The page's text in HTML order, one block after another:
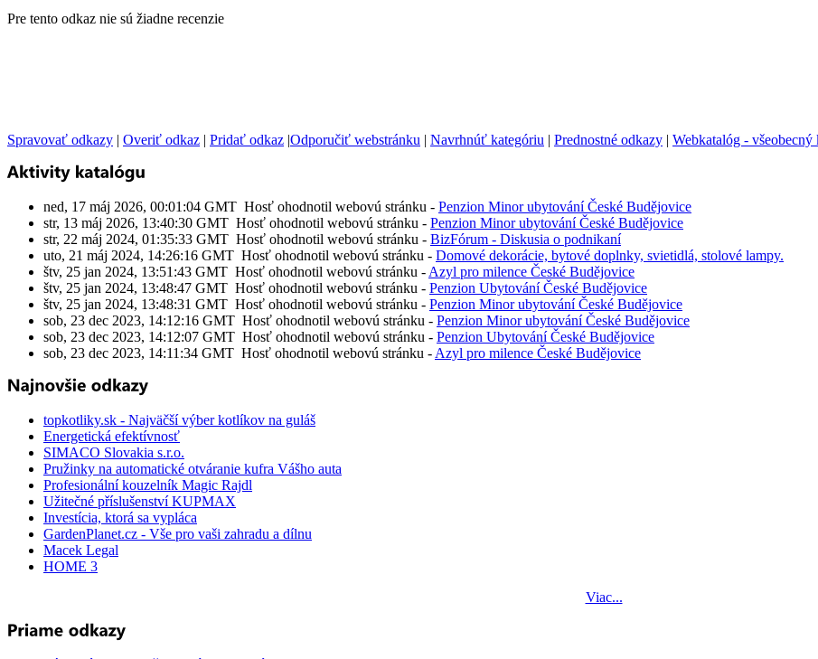
Pre tento odkaz nie sú žiadne recenzie
Spravovať odkazy | Overiť odkaz | Pridať odkaz |Odporučiť webstránku | Navrhnúť kategóriu | Prednostné odkazy | Webkatalóg -
ned, 17 máj 2026, 00:01:04 GMT Hosť ohodnotil webovú stránku - Penzion Minor ubytování České Budějovice
str, 13 máj 2026, 13:40:30 GMT Hosť ohodnotil webovú stránku - Penzion Minor ubytování České Budějovice
str, 22 máj 2024, 01:35:33 GMT Hosť ohodnotil webovú stránku - BizFórum - Diskusia o podnikaní
uto, 21 máj 2024, 14:26:16 GMT Hosť ohodnotil webovú stránku - Domové dekorácie, bytové doplnky, svietidlá, stolové lampy.
štv, 25 jan 2024, 13:51:43 GMT Hosť ohodnotil webovú stránku - Azyl pro milence České Budějovice
štv, 25 jan 2024, 13:48:47 GMT Hosť ohodnotil webovú stránku - Penzion Ubytování České Budějovice
štv, 25 jan 2024, 13:48:31 GMT Hosť ohodnotil webovú stránku - Penzion Minor ubytování České Budějovice
sob, 23 dec 2023, 14:12:16 GMT Hosť ohodnotil webovú stránku - Penzion Minor ubytování České Budějovice
sob, 23 dec 2023, 14:12:07 GMT Hosť ohodnotil webovú stránku - Penzion Ubytování České Budějovice
sob, 23 dec 2023, 14:11:34 GMT Hosť ohodnotil webovú stránku - Azyl pro milence České Budějovice
topkotliky.sk - Najväčší výber kotlíkov na guláš
Energetická efektívnosť
SIMACO Slovakia s.r.o.
Pružinky na automatické otváranie kufra Vášho auta
Profesionální kouzelník Magic Rajdl
Užitečné příslušenství KUPMAX
Investícia, ktorá sa vypláca
GardenPlanet.cz - Vše pro vaši zahradu a dílnu
Macek Legal
HOME 3
Viac...